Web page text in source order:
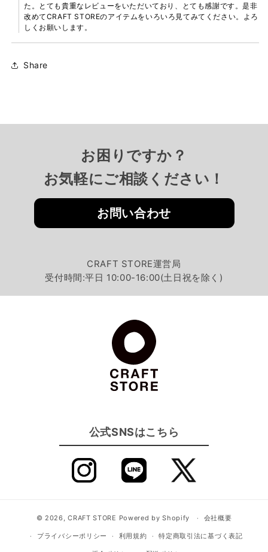
た。とても貴重なレビューをいただいており、とても感謝です。是非
改めてCRAFT STOREのアイテムをいろいろ見てみてください。よろ
しくお願いします。
Share
お困りですか？
お気軽にご相談ください！
お問い合わせ
CRAFT STORE運営局
受付時間:平日 10:00-16:00(土日祝を除く)
公式SNSはこちら
© 2026,CRAFT STORE Powered by Shopify 会社概要
プライバシーポリシー 利用規約 特定商取引法に基づく表記